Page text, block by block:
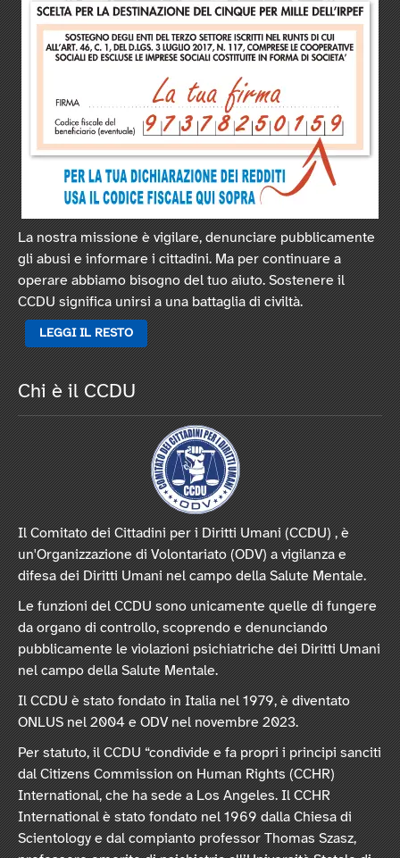
La nostra missione è vigilare, denunciare pubblicamente
gli abusi e informare i cittadini. Ma per continuare a
operare abbiamo bisogno del tuo aiuto. Sostenere il
CCDU significa unirsi a una battaglia di civiltà.
LEGGI IL RESTO
Chi è il CCDU
Il Comitato dei Cittadini per i Diritti Umani (CCDU) , è
un'Organizzazione di Volontariato (ODV) a vigilanza e
difesa dei Diritti Umani nel campo della Salute Mentale.
Le funzioni del CCDU sono unicamente quelle di fungere
da organo di controllo, scoprendo e denunciando
pubblicamente le violazioni psichiatriche dei Diritti Umani
nel campo della Salute Mentale.
Il CCDU è stato fondato in Italia nel 1979, è diventato
ONLUS nel 2004 e ODV nel novembre 2023.
Per statuto, il CCDU “condivide e fa propri i principi sanciti
dal Citizens Commission on Human Rights (CCHR)
International, che ha sede a Los Angeles. Il CCHR
International è stato fondato nel 1969 dalla Chiesa di
Scientology e dal compianto professor Thomas Szasz,